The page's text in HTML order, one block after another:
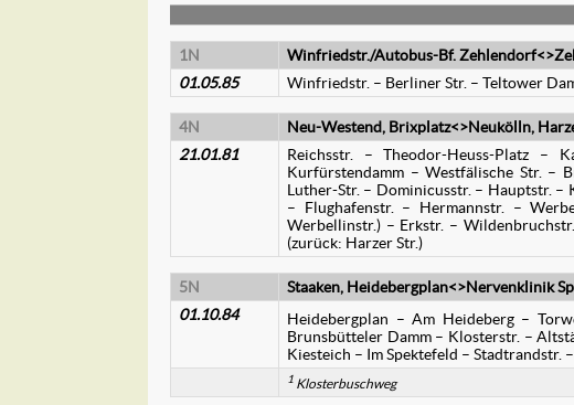
1N Winfriedstr./Autobus-Bf.
01.05.85
Winfriedstr. – Berliner Str. – Teltower
4N
Neu-Westend, Brixplatz<>Neukölln,
21.01.81
Reichsstr. – Theodor-Heuss-Platz –
Kurfürstendamm – Westfälische Str. –
Luther-Str. – Dominicusstr. – Hauptstr.
– Flughafenstr. – Hermannstr. –
Werbellinstr.) – Erkstr. –
(zurück: Harzer Str.)
5N
Staaken, Heidebergplan<>Nervenklinik
01.10.84
Heidebergplan – Am Heideberg –
Brunsbütteler Damm – Klosterstr. –
Kiesteich – Im Spektefeld – Stadtrandstr.
1 Klosterbuschweg